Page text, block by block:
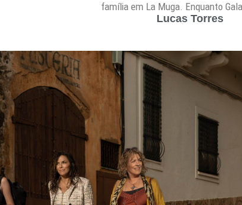
família em La Muga. Enquanto
Lucas Torres